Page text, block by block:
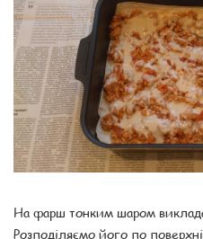
На фарш тонким шаром
Розподіляємо його по